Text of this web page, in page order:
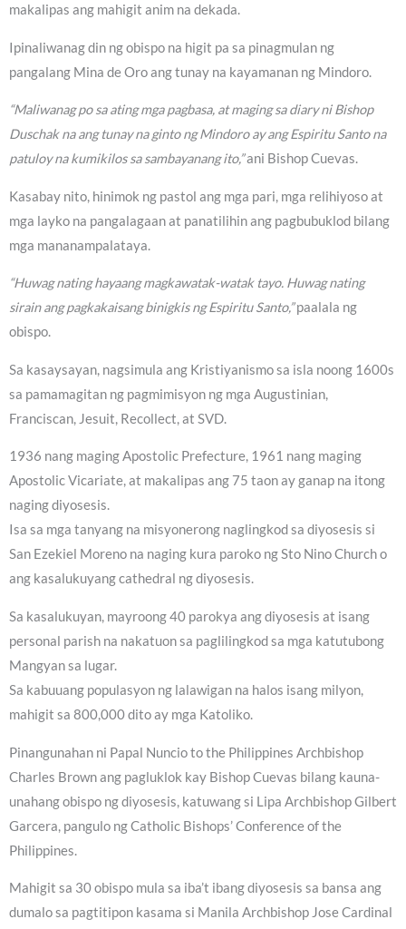
makalipas ang mahigit anim na dekada.
Ipinaliwanag din ng obispo na higit pa sa pinagmulan ng
pangalang Mina de Oro ang tunay na kayamanan ng Mindoro.
“Maliwanag po sa ating mga pagbasa, at maging sa diary ni Bishop
Duschak na ang tunay na ginto ng Mindoro ay ang Espiritu Santo na
patuloy na kumikilos sa sambayanang ito,”ani Bishop Cuevas.
Kasabay nito, hinimok ng pastol ang mga pari, mga relihiyoso at
mga layko na pangalagaan at panatilihin ang pagbubuklod bilang
mga mananampalataya.
“Huwag nating hayaang magkawatak-watak tayo. Huwag nating
sirain ang pagkakaisang binigkis ng Espiritu Santo,”paalala ng
obispo.
Sa kasaysayan, nagsimula ang Kristiyanismo sa isla noong 1600s
sa pamamagitan ng pagmimisyon ng mga Augustinian,
Franciscan, Jesuit, Recollect, at SVD.
1936 nang maging Apostolic Prefecture, 1961 nang maging
Apostolic Vicariate, at makalipas ang 75 taon ay ganap na itong
naging diyosesis.
Isa sa mga tanyang na misyonerong naglingkod sa diyosesis si
San Ezekiel Moreno na naging kura paroko ng Sto Nino Church o
ang kasalukuyang cathedral ng diyosesis.
Sa kasalukuyan, mayroong 40 parokya ang diyosesis at isang
personal parish na nakatuon sa paglilingkod sa mga katutubong
Mangyan sa lugar.
Sa kabuuang populasyon ng lalawigan na halos isang milyon,
mahigit sa 800,000 dito ay mga Katoliko.
Pinangunahan ni Papal Nuncio to the Philippines Archbishop
Charles Brown ang pagluklok kay Bishop Cuevas bilang kauna-
unahang obispo ng diyosesis, katuwang si Lipa Archbishop Gilbert
Garcera, pangulo ng Catholic Bishops’ Conference of the
Philippines.
Mahigit sa 30 obispo mula sa iba’t ibang diyosesis sa bansa ang
dumalo sa pagtitipon kasama si Manila Archbishop Jose Cardinal